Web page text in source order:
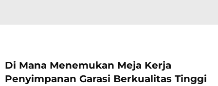
Di Mana Menemukan Meja Kerja
Penyimpanan Garasi Berkualitas Tinggi